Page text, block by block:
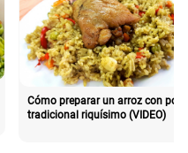
Cómo preparar un arroz con pollo
tradicional riquísimo (VIDEO)